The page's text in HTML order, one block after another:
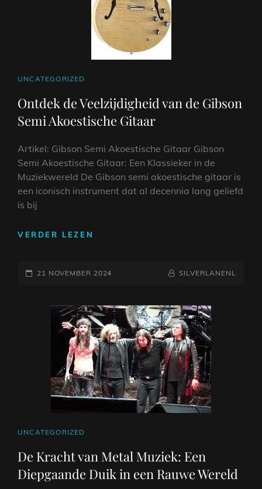
CAT
UNCATEGORIZED
Ontdek de Veelzijdigheid van de Gibson
Semi Akoestische Gitaar
Artikel: Gibson Semi Akoestische Gitaar Gibson
Semi Akoestische Gitaar: Een Klassieker in de
Muziekwereld De Gibson semi akoestische gitaar is
een iconisch instrument dat al decennia lang geliefd
is bij
VERDER LEZEN
VAN
SEMI
AKOESTISCHE
GITAAR
GEPLAATST
21 NOVEMBER 2024 NAAMREGEL
BYLINE
SILVERLANENL
CAT
UNCATEGORIZED
De Kracht van Metal Muziek: Een
Diepgaande Duik in een Rauwe Wereld